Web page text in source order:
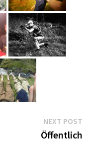
NEXT POST
Öffentlich